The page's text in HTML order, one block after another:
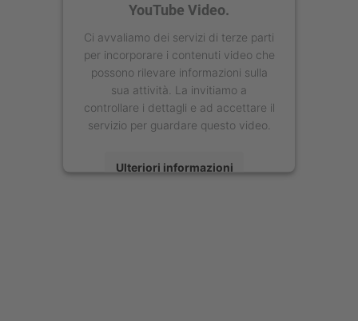
YouTube Video.
Ci avvaliamo dei servizi di terze parti
per incorporare i contenuti video che
possono rilevare informazioni sulla
sua attività. La invitiamo a
controllare i dettagli e ad accettare il
servizio per guardare questo video.
Ulteriori informazioni